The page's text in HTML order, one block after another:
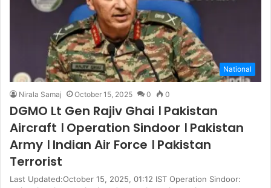
National
Nirala Samaj October 15, 2025 0 0
DGMO Lt Gen Rajiv Ghai । Pakistan
Aircraft । Operation Sindoor । Pakistan
Army । Indian Air Force । Pakistan
Terrorist
Last Updated:October 15, 2025, 01:12 IST Operation Sindoor: